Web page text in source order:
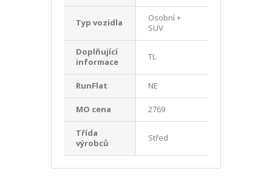
Typ vozidla
Osobní +
SUV
Doplňující
informace
TL
RunFlat NE
MO cena 2769
Třída
výrobců
Střed